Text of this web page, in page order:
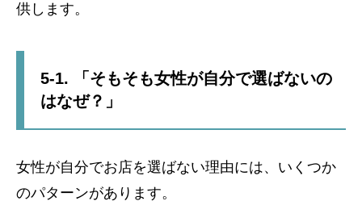
供します。
5-1. 「そもそも女性が自分で選ばないの
はなぜ？」
女性が自分でお店を選ばない理由には、いくつか
のパターンがあります。